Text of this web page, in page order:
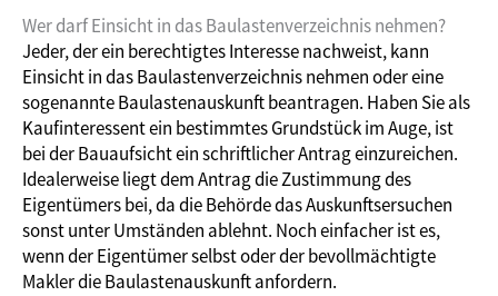
Wer darf Einsicht in das Baulastenverzeichnis nehmen?
Jeder, der ein berechtigtes Interesse nachweist, kann
Einsicht in das Baulastenverzeichnis nehmen oder eine
sogenannte Baulastenauskunft beantragen. Haben Sie als
Kaufinteressent ein bestimmtes Grundstück im Auge, ist
bei der Bauaufsicht ein schriftlicher Antrag einzureichen.
Idealerweise liegt dem Antrag die Zustimmung des
Eigentümers bei, da die Behörde das Auskunftsersuchen
sonst unter Umständen ablehnt. Noch einfacher ist es,
wenn der Eigentümer selbst oder der bevollmächtigte
Makler die Baulastenauskunft anfordern.